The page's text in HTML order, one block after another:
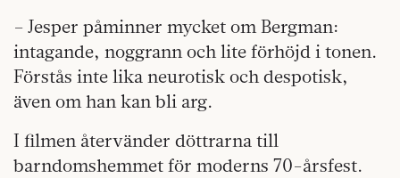
– Jesper påminner mycket om Bergman:
intagande, noggrann och lite förhöjd i ­tonen.
Förstås inte lika neurotisk och despotisk,
även om han kan bli arg.
I filmen återvänder döttrarna till
barndomshemmet för moderns 70-årsfest.